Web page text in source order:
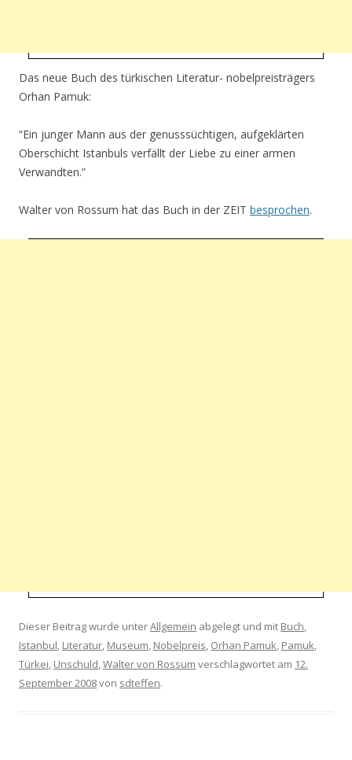
Das neue Buch des türkischen Literatur- nobelpreisträgers
Orhan Pamuk:
“Ein junger Mann aus der genusssüchtigen, aufgeklärten
Oberschicht Istanbuls verfällt der Liebe zu einer armen
Verwandten.”
Walter von Rossum hat das Buch in der ZEIT besprochen.
Dieser Beitrag wurde unterAllgemein abgelegt und mit Buch,
Istanbul, Literatur, Museum, Nobelpreis, Orhan Pamuk, Pamuk,
Türkei, Unschuld,Walter von Rossum verschlagwortet am 12.
September 2008von sdteffen.